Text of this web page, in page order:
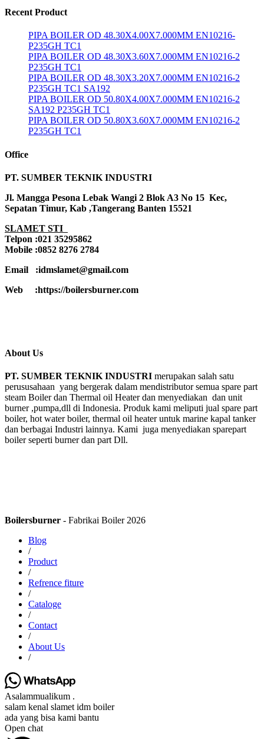
Recent Product
PIPA BOILER OD 48.30X4.00X7.000MM EN10216-
P235GH TC1
PIPA BOILER OD 48.30X3.60X7.000MM EN10216-2
P235GH TC1
PIPA BOILER OD 48.30X3.20X7.000MM EN10216-2
P235GH TC1 SA192
PIPA BOILER OD 50.80X4.00X7.000MM EN10216-2
SA192 P235GH TC1
PIPA BOILER OD 50.80X3.60X7.000MM EN10216-2
P235GH TC1
Office
PT. SUMBER TEKNIK INDUSTRI
Jl. Mangga Pesona Lebak Wangi 2 Blok A3 No 15 Kec,
Sepatan Timur, Kab ,Tangerang Banten 15521
SLAMET STI
Telpon :021 35295862
Mobile :0852 8276 2784
Email :idmslamet@gmail.com
Web :https://boilersburner.com
About Us
PT. SUMBER TEKNIK INDUSTRI merupakan salah satu
perususahaan yang bergerak dalam mendistributor semua spare part
steam Boiler dan Thermal oil Heater dan menyediakan dan unit
burner ,pumpa,dll di Indonesia. Produk kami meliputi jual spare part
boiler, hot water boiler, thermal oil heater untuk marine kapal tanker
dan berbagai Industri lainnya. Kami juga menyediakan sparepart
boiler seperti burner dan part Dll.
Boilersburner - Fabrikai Boiler 2026
Blog
/
Product
/
Refrence fiture
/
Cataloge
/
Contact
/
About Us
/
Asalammualikum .
salam kenal slamet idm boiler
ada yang bisa kami bantu
Open chat